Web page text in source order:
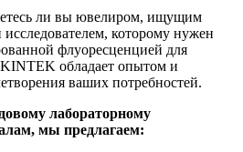
ли вы ювелиром, ищущим
которому нужен
флуоресценцией для
обладает опытом и
ваших потребностей.
лабораторному
мы предлагаем: